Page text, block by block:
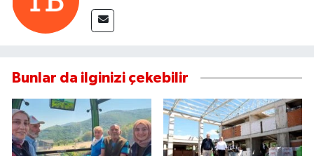
Bunlar da ilginizi çekebilir